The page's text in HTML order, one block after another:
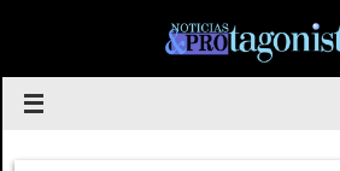
contenido